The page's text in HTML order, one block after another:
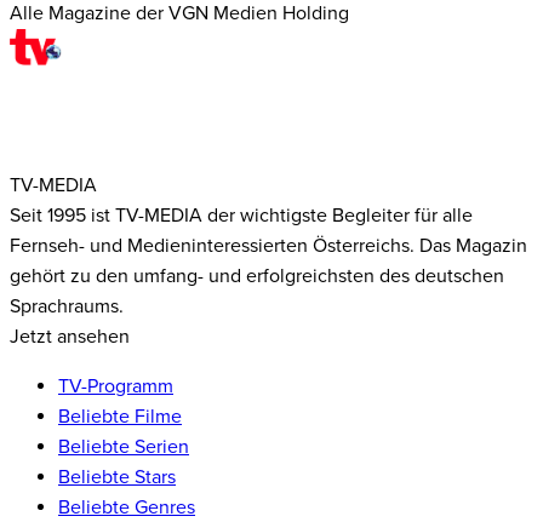
Alle Magazine der VGN Medien Holding
TV-MEDIA
Seit 1995 ist TV-MEDIA der wichtigste Begleiter für alle
Fernseh- und Medieninteressierten Österreichs. Das Magazin
gehört zu den umfang- und erfolgreichsten des deutschen
Sprachraums.
Jetzt ansehen
TV-Programm
Beliebte Filme
Beliebte Serien
Beliebte Stars
Beliebte Genres